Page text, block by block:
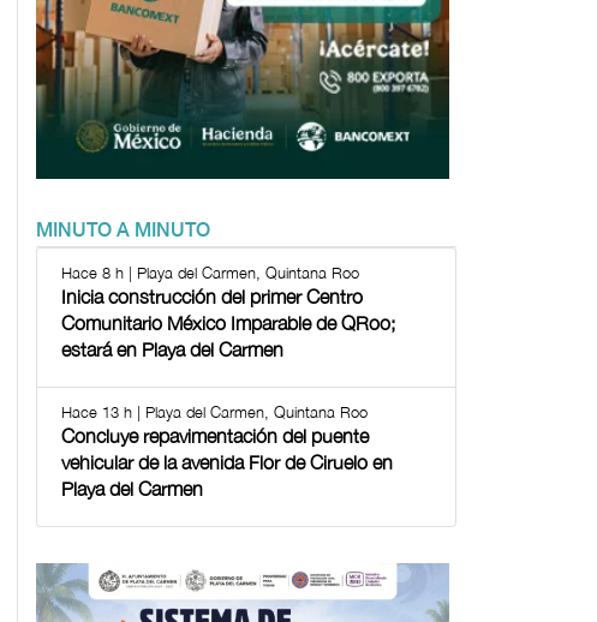
MINUTO A MINUTO
Hace 8 h | Playa del Carmen, Quintana Roo
Inicia construcción del primer Centro
Comunitario México Imparable de QRoo;
estará en Playa del Carmen
Hace 13 h | Playa del Carmen, Quintana Roo
Concluye repavimentación del puente
vehicular de la avenida Flor de Ciruelo en
Playa del Carmen